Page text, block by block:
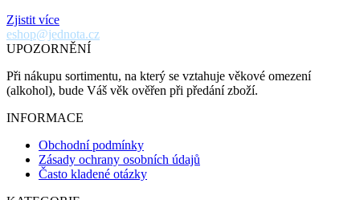
Zjistit více
eshop@jednota.cz
UPOZORNĚNÍ
Při nákupu sortimentu, na který se vztahuje věkové omezení
(alkohol), bude Váš věk ověřen při předání zboží.
INFORMACE
Obchodní podmínky
Zásady ochrany osobních údajů
Často kladené otázky